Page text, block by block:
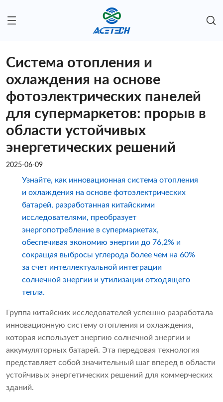
Система отопления и
охлаждения на основе
фотоэлектрических панелей
для супермаркетов: прорыв в
области устойчивых
энергетических решений
2025-06-09
Узнайте, как инновационная система отопления
и охлаждения на основе фотоэлектрических
батарей, разработанная китайскими
исследователями, преобразует
энергопотребление в супермаркетах,
обеспечивая экономию энергии до 76,2% и
сокращая выбросы углерода более чем на 60%
за счет интеллектуальной интеграции
солнечной энергии и утилизации отходящего
тепла.
Группа китайских исследователей успешно разработала
инновационную систему отопления и охлаждения,
которая использует энергию солнечной энергии и
аккумуляторных батарей. Эта передовая технология
представляет собой значительный шаг вперед в области
устойчивых энергетических решений для коммерческих
зданий.